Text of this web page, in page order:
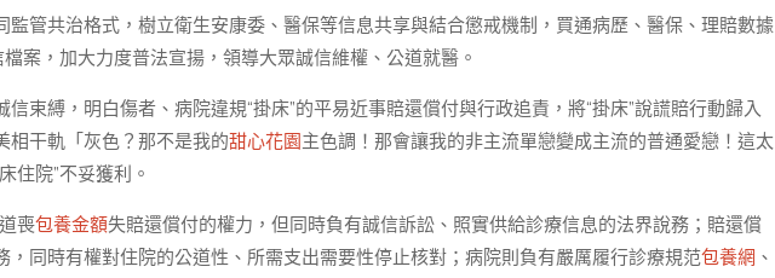
監管共治格式，樹立衛生安康委、醫保等信息共享與結合懲戒機制，買通病歷、醫保、理賠數據
案，加大力度普法宣揚，領導大眾誠信維權、公道就醫。
束縛，明白傷者、病院違規“掛床”的平易近事賠還償付與行政追責，將“掛床”說謊賠行動歸入
相干軌「灰色？那不是我的甜心花園主色調！那會讓我的非主流單戀變成主流的普通愛戀！這太
住院”不妥獲利。
喪包養金額失賠還償付的權力，但同時負有誠信訴訟、照實供給診療信息的法界說務；賠還償
，同時有權對住院的公道性、所需支出需要性停止核對；病院則負有嚴厲履行診療規范包養網 、